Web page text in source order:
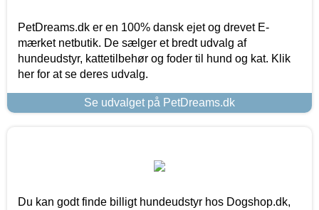
PetDreams.dk er en 100% dansk ejet og drevet E-
mærket netbutik. De sælger et bredt udvalg af
hundeudstyr, kattetilbehør og foder til hund og kat. Klik
her for at se deres udvalg.
Se udvalget på PetDreams.dk
Du kan godt finde billigt hundeudstyr hos Dogshop.dk,